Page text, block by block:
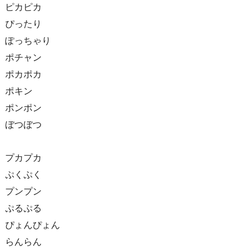
ピカピカ
ぴったり
ぽっちゃり
ポチャン
ポカポカ
ポキン
ポンポン
ぼつぼつ
プカプカ
ぷくぷく
プンプン
ぷるぷる
ぴょんぴょん
らんらん